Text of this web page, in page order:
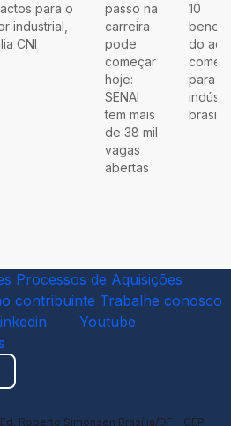
para o
industrial,
CNI
passo na
carreira
pode
começar
hoje:
SENAI
tem mais
de 38 mil
vagas
abertas
10
do
para a
Processos de Aquisições
contribuinte Trabalhe conosco
Youtube
Roberto Simonsen Brasília/DF - CEP